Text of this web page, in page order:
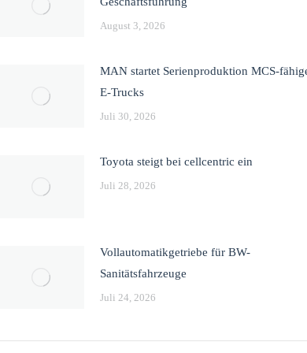
August 3, 2026
MAN startet Serienproduktion MCS-
E-Trucks
Juli 30, 2026
Toyota steigt bei cellcentric ein
Juli 28, 2026
Vollautomatikgetriebe für BW-
Sanitätsfahrzeuge
Juli 24, 2026